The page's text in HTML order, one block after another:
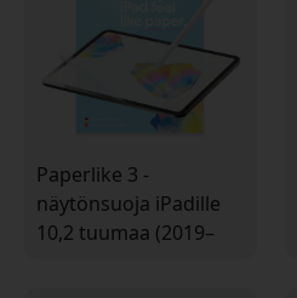
Paperlike 3 -
näytönsuoja iPadille
10,2 tuumaa (2019–